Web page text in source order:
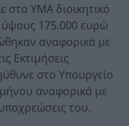
στο ΥΜΑ διοικητικό
ύψους 175.000 ευρώ
αναφορικά με
Εκτιμήσεις
στο Υπουργείο
αναφορικά με
του.